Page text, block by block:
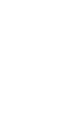
EYFEL Spray
Apret & solutii